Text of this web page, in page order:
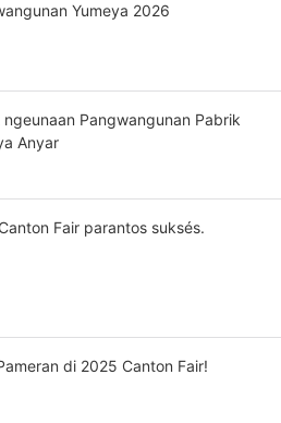
Yumeya 2026
Pangwangunan Pabrik
Anyar
Fair parantos suksés.
di 2025 Canton Fair!